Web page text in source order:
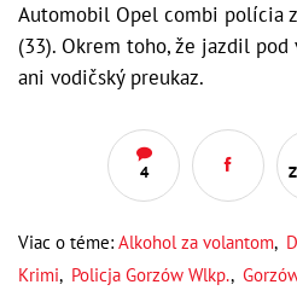
Automobil Opel combi polícia
(33). Okrem toho, že jazdil
ani vodičský preukaz.
4
Viac o téme: Alkohol za volantom,
Krimi, Policja Gorzów Wlkp.,